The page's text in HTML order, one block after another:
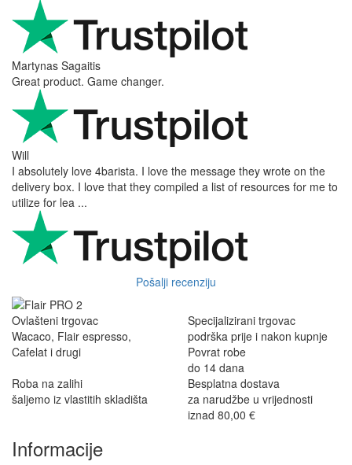
Martynas Sagaitis
Great product. Game changer.
Will
I absolutely love 4barista. I love the message they wrote on the
delivery box. I love that they compiled a list of resources for me to
utilize for lea ...
Pošalji recenziju
Ovlašteni trgovac
Wacaco, Flair espresso,
Cafelat i drugi
Specijalizirani trgovac
podrška prije i nakon kupnje
Povrat robe
do 14 dana
Roba na zalihi
šaljemo iz vlastitih skladišta
Besplatna dostava
za narudžbe u vrijednosti
iznad 80,00 €
Informacije